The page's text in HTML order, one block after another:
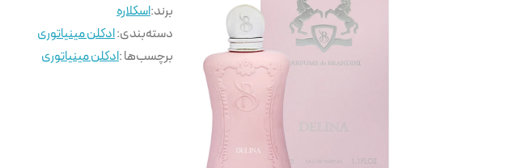
برند:اسکلاره
دسته‌بندی:ادکلن مینیاتوری
برچسب‌ها :ادکلن مینیاتوری